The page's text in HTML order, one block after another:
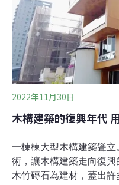
入砍竹。砍竹經過挑選，
很辛苦，必須在陡坡上
不願做。隨著竹子需求
始老化、枯死。原本面
能產生土石災害。因為
果樹，也有許多種植生
2022年11月30日
木構建築的復興年代
一棟棟大型木構建築聳
術，讓木構建築走向復
木竹磚石為建材，蓋出